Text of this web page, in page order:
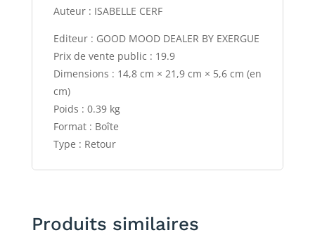
Auteur : ISABELLE CERF
Editeur : GOOD MOOD DEALER BY EXERGUE
Prix de vente public : 19.9
Dimensions : 14,8 cm × 21,9 cm × 5,6 cm (en
cm)
Poids : 0.39 kg
Format : Boîte
Type : Retour
Produits similaires